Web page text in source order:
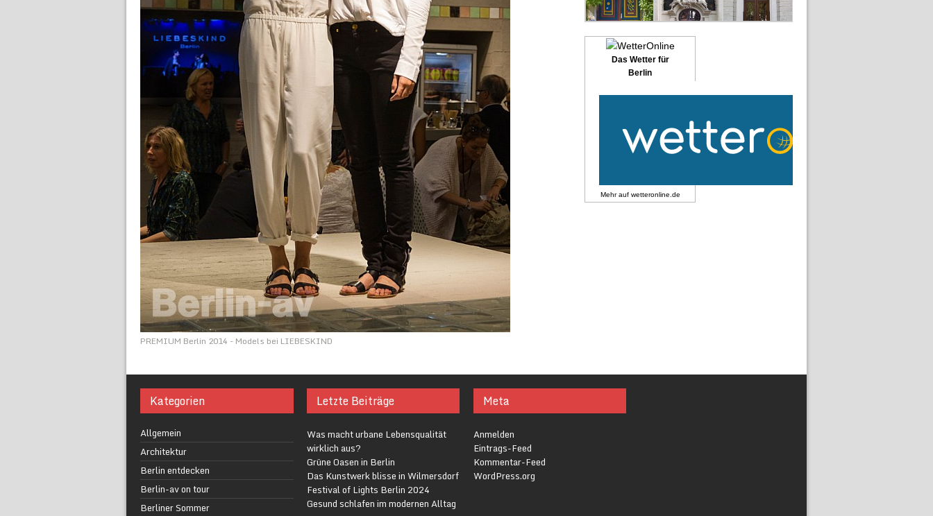
PREMIUM Berlin 2014 - Models bei LIEBESKIND
Das Wetter für
Berlin
Mehr auf wetteronline.de
Kategorien
Allgemein
Architektur
Berlin entdecken
Berlin-av on tour
Berliner Sommer
Letzte Beiträge
Was macht urbane Lebensqualität
wirklich aus?
Grüne Oasen in Berlin
Das Kunstwerk blisse in Wilmersdorf
Festival of Lights Berlin 2024
Gesund schlafen im modernen Alltag
Meta
Anmelden
Eintrags-Feed
Kommentar-Feed
WordPress.org